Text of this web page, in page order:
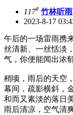
117# 竹林听雨
2023-8-17
午后的一场雷雨携
丝清新、一丝恬淡
气，你便能闻出浓
稍顷，雨后的天空
幕间，疏影横斜，
和而又素淡的落日
雨后清凉，空气清